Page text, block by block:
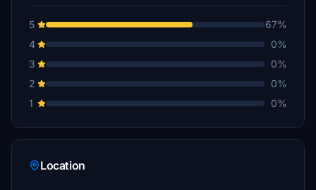
5
67%
4
0%
3
0%
2
0%
1
0%
Location